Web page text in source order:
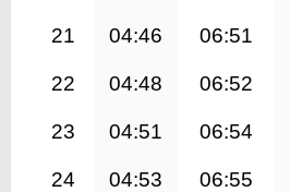
21 04:46 06:51
22 04:48 06:52
23 04:51 06:54
24 04:53 06:55